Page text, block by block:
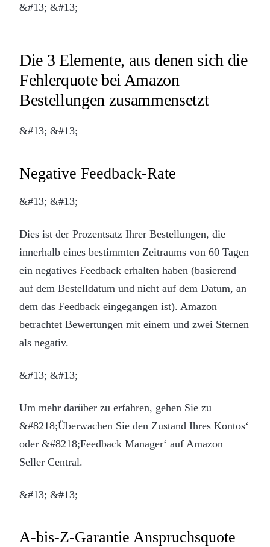
&#13; &#13;
Die 3 Elemente, aus denen sich die
Fehlerquote bei Amazon
Bestellungen zusammensetzt
&#13; &#13;
Negative Feedback-Rate
&#13; &#13;
Dies ist der Prozentsatz Ihrer Bestellungen, die
innerhalb eines bestimmten Zeitraums von 60 Tagen
ein negatives Feedback erhalten haben (basierend
auf dem Bestelldatum und nicht auf dem Datum, an
dem das Feedback eingegangen ist). Amazon
betrachtet Bewertungen mit einem und zwei Sternen
als negativ.
&#13; &#13;
Um mehr darüber zu erfahren, gehen Sie zu
&#8218;Überwachen Sie den Zustand Ihres Kontos‘
oder &#8218;Feedback Manager‘ auf Amazon
Seller Central.
&#13; &#13;
A-bis-Z-Garantie Anspruchsquote